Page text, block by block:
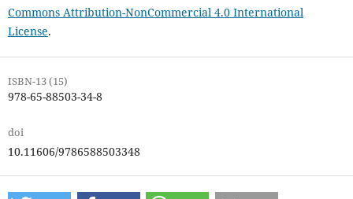
Commons Attribution-NonCommercial 4.0 International
License.
ISBN-13 (15)
978-65-88503-34-8
doi
10.11606/9786588503348